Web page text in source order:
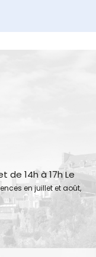
de 14h à 17h Le
en juillet et août,